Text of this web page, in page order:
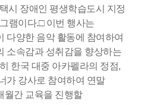
시 장애인 평생학습도시 지정
램이다.□ 이번 행사는
다양한 음악 활동에 참여하여
소속감과 성취감을 향상하는
한국 대중 아카펠라의 정점,
가 강사로 참여하여 연말
월간 교육을 진행할